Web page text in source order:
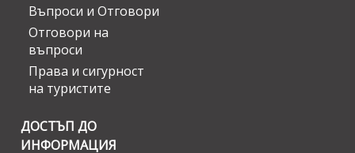
Въпроси и Отговори
Отговори на
въпроси
Права и сигурност
на туристите
ДОСТЪП ДО
ИНФОРМАЦИЯ